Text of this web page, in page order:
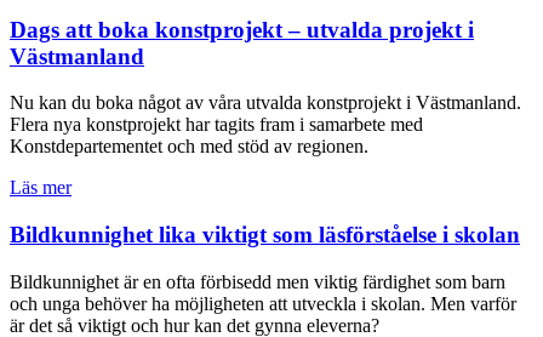
Dags att boka konstprojekt – utvalda projekt i
Västmanland
Nu kan du boka något av våra utvalda konstprojekt i Västmanland.
Flera nya konstprojekt har tagits fram i samarbete med
Konstdepartementet och med stöd av regionen.
Läs mer
Bildkunnighet lika viktigt som läsförståelse i skolan
Bildkunnighet är en ofta förbisedd men viktig färdighet som barn
och unga behöver ha möjligheten att utveckla i skolan. Men varför
är det så viktigt och hur kan det gynna eleverna?